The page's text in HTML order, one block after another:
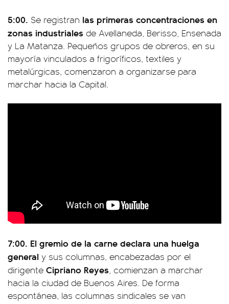
5:00. Se registran las primeras concentraciones en
zonas industriales de Avellaneda, Berisso, Ensenada
y La Matanza. Pequeños grupos de obreros, en su
mayoría vinculados a frigoríficos, textiles y
metalúrgicas, comenzaron a organizarse para
marchar hacia la Capital.
7:00. El gremio de la carne declara una huelga
general y sus columnas, encabezadas por el
dirigente Cipriano Reyes, comienzan a marchar
hacia la ciudad de Buenos Aires. De forma
espontánea, las columnas sindicales se van